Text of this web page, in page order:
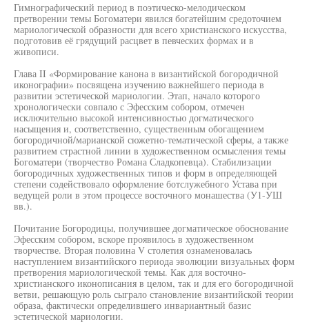
Гимнографический период в поэтическо-мелодическом
претворении темы Богоматери явился богатейшим средоточием
мариологической образности для всего христианского искусства,
подготовив её грядущий расцвет в певческих формах и в
живописи.
Глава II «Формирование канона в византийской богородичной
иконографии» посвящена изучению важнейшего периода в
развитии эстетической мариологии. Этап, начало которого
хронологически совпало с Эфесским собором, отмечен
исключительно высокой интенсивностью догматического
насыщения и, соответственно, существенным обогащением
богородичной/марианской сюжетно-тематической сферы, а также
развитием страстной линии в художественном осмысления темы
Богоматери (творчество Романа Сладкопевца). Стабилизации
богородичных художественных типов и форм в определяющей
степени содействовало оформление ботслужебного Устава при
ведущей роли в этом процессе восточного монашества (У1-УШ
вв.).
Почитание Богородицы, получившее догматическое обоснование
Эфесским собором, вскоре проявилось в художественном
творчестве. Вторая половина V столетия ознаменовалась
наступлением византийского периода эволюции визуальных форм
претворения мариологической темы. Как для восточно-
христианского иконописания в целом, так и для его богородичной
ветви, решающую роль сыграло становление византийской теории
образа, фактически определившего инвариантный базис
эстетической мариологии.